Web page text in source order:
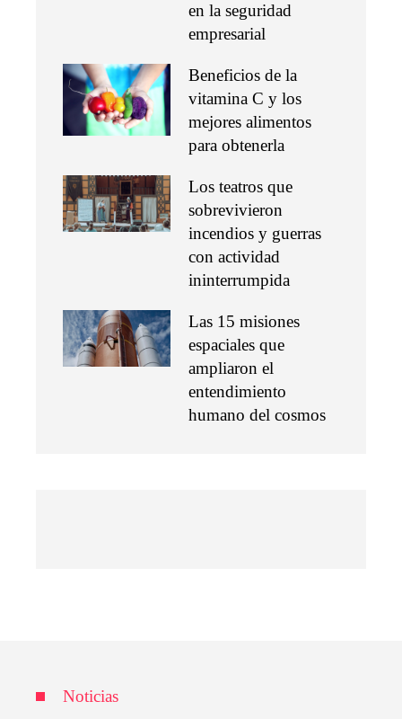
en la seguridad
empresarial
Beneficios de la
vitamina C y los
mejores alimentos
para obtenerla
Los teatros que
sobrevivieron
incendios y guerras
con actividad
ininterrumpida
Las 15 misiones
espaciales que
ampliaron el
entendimiento
humano del cosmos
Noticias